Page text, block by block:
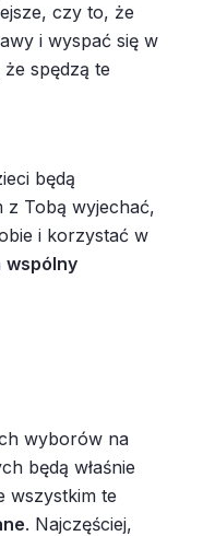
czy to, że
i wyspać się w
spędzą te
będą
z Tobą wyjechać,
i korzystać w
wspólny
wyborów na
będą właśnie
wszystkim te
. Najczęściej,